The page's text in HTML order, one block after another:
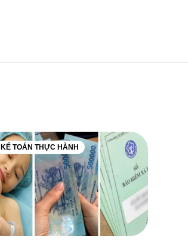
KẾ TOÁN THỰC HÀNH